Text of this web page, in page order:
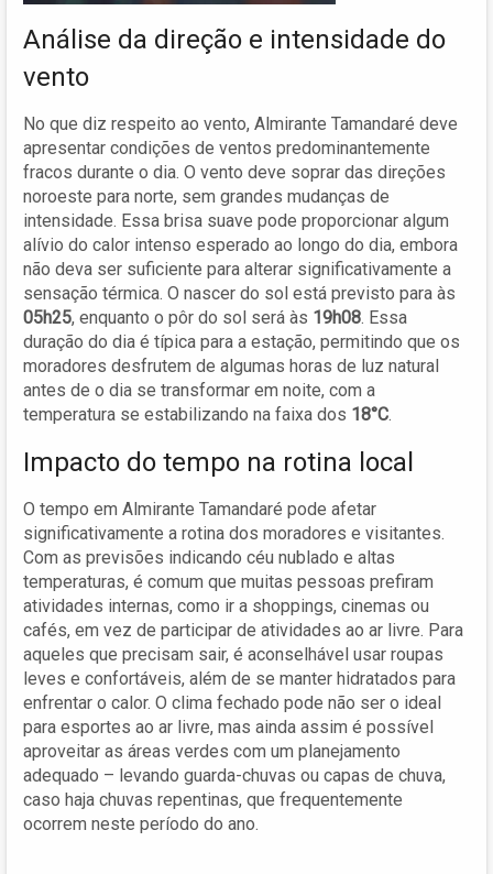
Análise da direção e intensidade do
vento
No que diz respeito ao vento, Almirante Tamandaré deve
apresentar condições de ventos predominantemente
fracos durante o dia. O vento deve soprar das direções
noroeste para norte, sem grandes mudanças de
intensidade. Essa brisa suave pode proporcionar algum
alívio do calor intenso esperado ao longo do dia, embora
não deva ser suficiente para alterar significativamente a
sensação térmica. O nascer do sol está previsto para às
05h25, enquanto o pôr do sol será às 19h08. Essa
duração do dia é típica para a estação, permitindo que os
moradores desfrutem de algumas horas de luz natural
antes de o dia se transformar em noite, com a
temperatura se estabilizando na faixa dos 18°C.
Impacto do tempo na rotina local
O tempo em Almirante Tamandaré pode afetar
significativamente a rotina dos moradores e visitantes.
Com as previsões indicando céu nublado e altas
temperaturas, é comum que muitas pessoas prefiram
atividades internas, como ir a shoppings, cinemas ou
cafés, em vez de participar de atividades ao ar livre. Para
aqueles que precisam sair, é aconselhável usar roupas
leves e confortáveis, além de se manter hidratados para
enfrentar o calor. O clima fechado pode não ser o ideal
para esportes ao ar livre, mas ainda assim é possível
aproveitar as áreas verdes com um planejamento
adequado – levando guarda-chuvas ou capas de chuva,
caso haja chuvas repentinas, que frequentemente
ocorrem neste período do ano.